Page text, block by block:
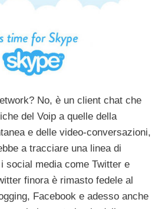
No, è un client chat che
del Voip a quelle della
e delle video-conversazioni,
a tracciare una linea di
social media come Twitter e
finora è rimasto fedele al
Facebook e adesso anche